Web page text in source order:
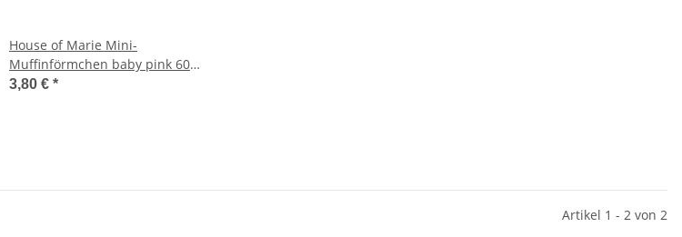
House of Marie Mini-
Muffinförmchen baby pink 60
Stück
3,80 € *
Artikel 1 - 2 von 2